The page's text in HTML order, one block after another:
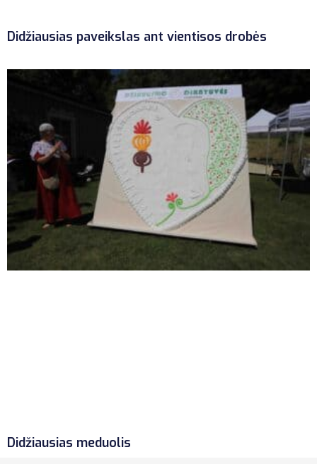
Didžiausias paveikslas ant vientisos drobės
Didžiausias meduolis